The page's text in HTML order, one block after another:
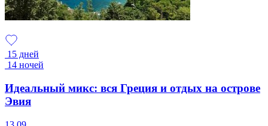
15 дней
14 ночей
Идеальный микс: вся Греция и отдых на острове
Эвия